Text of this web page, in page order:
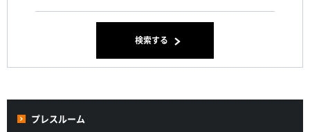
検索する
プレスルーム